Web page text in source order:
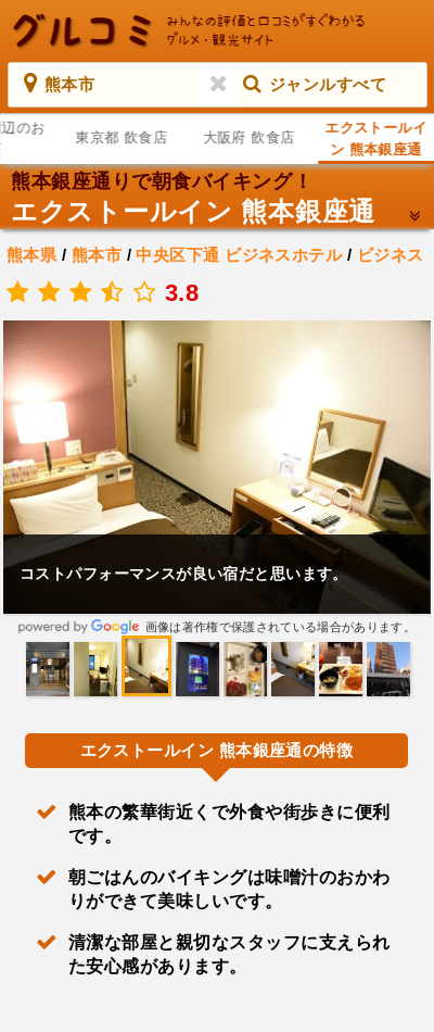
熊本市 ジャンルすべて
のお
東京都 飲食店 大阪府 飲食店
エクストールイ
ン 熊本銀座通
熊本銀座通りで朝食バイキング！
エクストールイン 熊本銀座通
熊本県 / 熊本市 /中央区下通 ビジネスホテル/ ビジネス
.
3.8
コストパフォーマンスが良い宿だと思います。
画像は著作権で保護されている場合があります。
エクストールイン 熊本銀座通の特徴
熊本の繁華街近くで外食や街歩きに便利
です。
朝ごはんのバイキングは味噌汁のおかわ
りができて美味しいです。
清潔な部屋と親切なスタッフに支えられ
た安心感があります。